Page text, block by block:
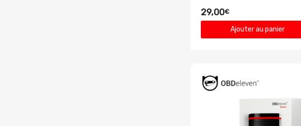
29,00€
Ajouter au panier